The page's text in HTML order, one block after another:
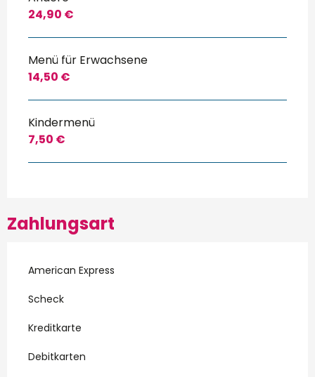
24,90 €
Menü für Erwachsene
14,50 €
Kindermenü
7,50 €
Zahlungsart
American Express
Scheck
Kreditkarte
Debitkarten